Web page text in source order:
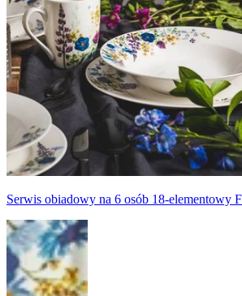
Serwis obiadowy na 6 osób 18-elementowy